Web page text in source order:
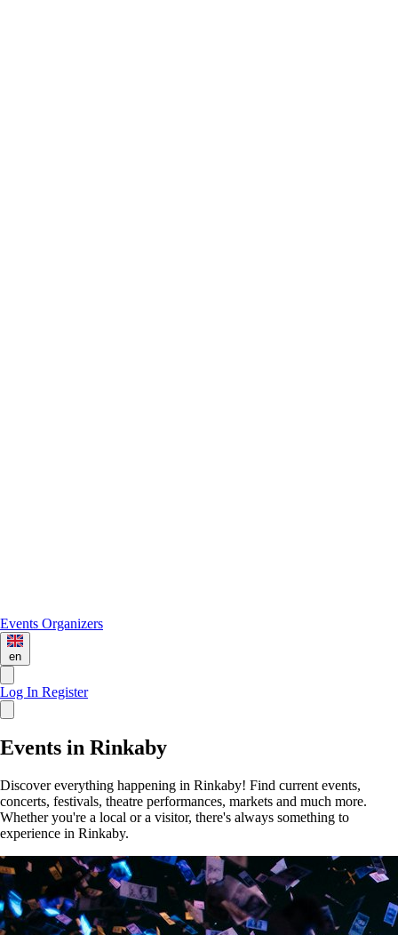
Events Organizers
en
Log In Register
Events in Rinkaby
Discover everything happening in Rinkaby! Find current events,
concerts, festivals, theatre performances, markets and much more.
Whether you're a local or a visitor, there's always something to
experience in Rinkaby.